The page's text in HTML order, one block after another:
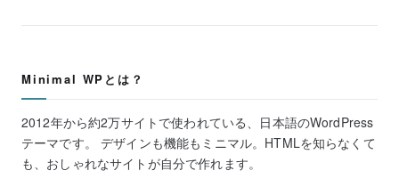
Minimal WPとは？
2012年から約2万サイトで使われている、日本語のWordPress
テーマです。 デザインも機能もミニマル。HTMLを知らなくて
も、おしゃれなサイトが自分で作れます。